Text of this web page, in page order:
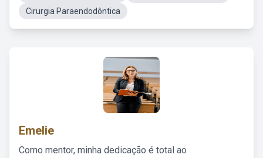
Cirurgia Paraendodôntica
Emelie
Como mentor, minha dedicação é total ao